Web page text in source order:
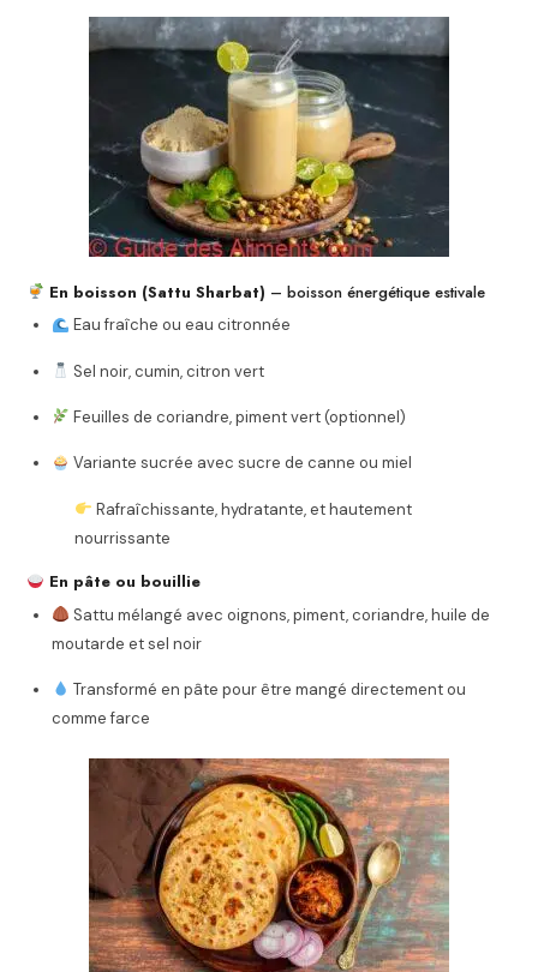
En boisson (Sattu Sharbat) – boisson énergétique estivale
Eau fraîche ou eau citronnée
Sel noir, cumin, citron vert
Feuilles de coriandre, piment vert (optionnel)
Variante sucrée avec sucre de canne ou miel
Rafraîchissante, hydratante, et hautement
nourrissante
En pâte ou bouillie
Sattu mélangé avec oignons, piment, coriandre, huile de
moutarde et sel noir
Transformé en pâte pour être mangé directement ou
comme farce